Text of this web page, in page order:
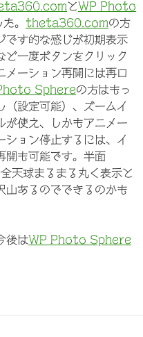
とWP Photo
。 theta360.comの方
です的な感じが初期表示
ど一度ボタンをクリック
メーション再開には再ロ
Sphereの方はもっ
（設定可能）、ズームイ
が使え、しかもアニメー
ション停止するには、イ
開も可能です。半面
天球まるまる丸く表示と
山あるのでできるのかも
後はWP Photo Sphere